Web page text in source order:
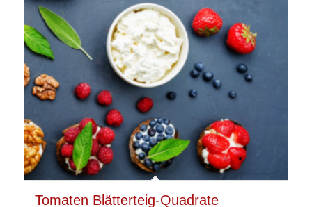
Tomaten Blätterteig-Quadrate